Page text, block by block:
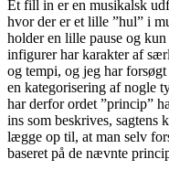
Et fill in er en musikalsk
hvor der er et lille ”hul” i
holder en lille pause og
infigurer har karakter af
og tempi, og jeg har
en kategorisering af nogle
har derfor ordet ”princip”
ins som beskrives, sagtens
lægge op til, at man selv
baseret på de nævnte